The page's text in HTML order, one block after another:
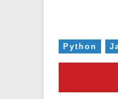
Python